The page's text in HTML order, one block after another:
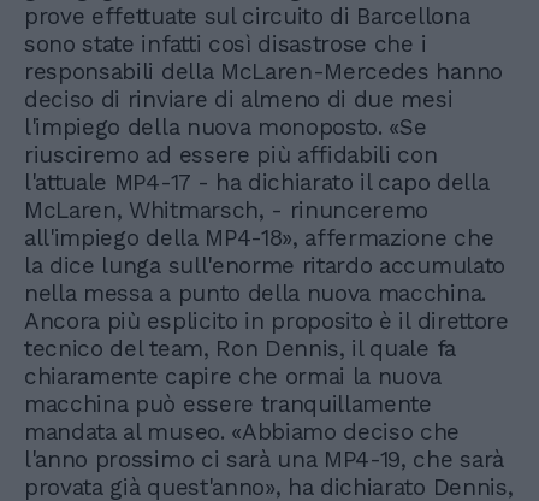
prove effettuate sul circuito di Barcellona
sono state infatti così disastrose che i
responsabili della McLaren-Mercedes hanno
deciso di rinviare di almeno di due mesi
l'impiego della nuova monoposto. «Se
riusciremo ad essere più affidabili con
l'attuale MP4-17 - ha dichiarato il capo della
McLaren, Whitmarsch, - rinunceremo
all'impiego della MP4-18», affermazione che
la dice lunga sull'enorme ritardo accumulato
nella messa a punto della nuova macchina.
Ancora più esplicito in proposito è il direttore
tecnico del team, Ron Dennis, il quale fa
chiaramente capire che ormai la nuova
macchina può essere tranquillamente
mandata al museo. «Abbiamo deciso che
l'anno prossimo ci sarà una MP4-19, che sarà
provata già quest'anno», ha dichiarato Dennis,